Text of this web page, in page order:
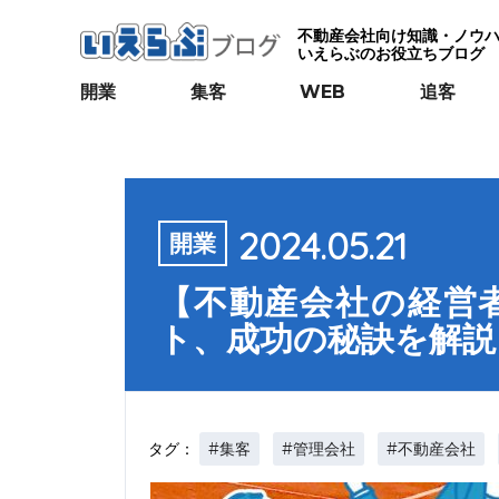
不動産会社向け知識・ノウ
いえらぶのお役立ちブログ
開業 集客 WEB 追客
開業 2024.05.21
【不動産会社の経
ト、成功の秘訣を解
タグ： #集客 #管理会社 #不動産会社